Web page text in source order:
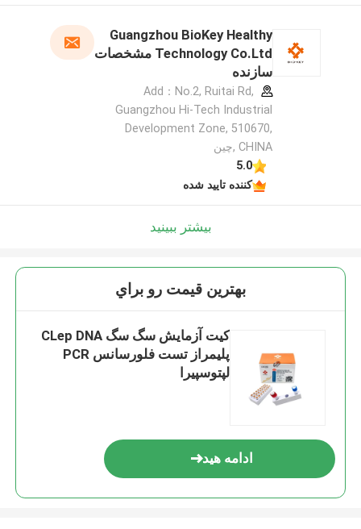
Guangzhou BioKey Healthy
Technology Co.Ltd مشخصات
سازنده
Add：No.2, Ruitai Rd,
Guangzhou Hi-Tech Industrial
Development Zone, 510670,
CHINA ,چین
5.0
کننده تایید شده
بیشتر ببینید
بهترين قيمت رو براي
کیت آزمایش سگ سگ CLep DNA
پلیمراز تست فلورسانس PCR
لپتوسپیرا
ادامه هید